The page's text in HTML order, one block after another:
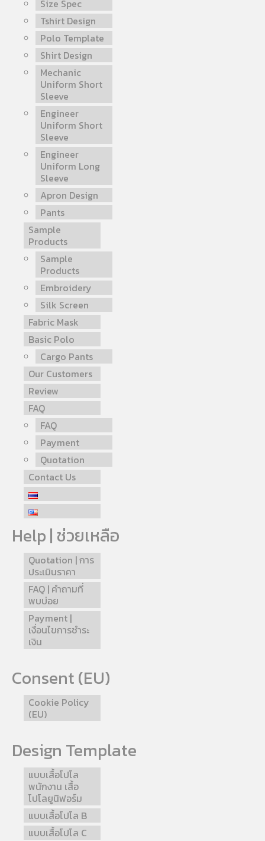
Size Spec
Tshirt Design
Polo Template
Shirt Design
Mechanic
Uniform Short
Sleeve
Engineer
Uniform Short
Sleeve
Engineer
Uniform Long
Sleeve
Apron Design
Pants
Sample
Products
Sample
Products
Embroidery
Silk Screen
Fabric Mask
Basic Polo
Cargo Pants
Our Customers
Review
FAQ
FAQ
Payment
Quotation
Contact Us
Help | ช่วยเหลือ
Quotation | การ
ประเมินราคา
FAQ | คำถามที่
พบบ่อย
Payment |
เงื่อนไขการชำระ
เงิน
Consent (EU)
Cookie Policy
(EU)
Design Template
แบบเสื้อโปโล
พนักงาน เสื้อ
โปโลยูนิฟอร์ม
แบบเสื้อโปโล B
แบบเสื้อโปโล C